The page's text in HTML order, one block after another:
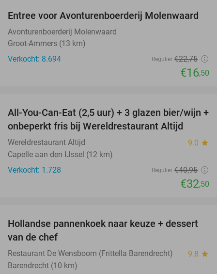
27%
Entree voor Avonturenboerderij Molenwaard
Avonturenboerderij Molenwaard
Groot-Ammers (13 km)
Verkocht: 8.694
Regulier €22,75
€16,50
21%
All-You-Can-Eat (2,5 uur) + 3 glazen bier/wijn +
onbeperkt fris bij Wereldrestaurant Altijd
Wereldrestaurant Altijd 9.0 star
Capelle aan den IJssel (12 km)
Verkocht: 1.728
Regulier €40,95
€32,50
34%
Hollandse pannenkoek naar keuze + dessert
van de chef
Restaurant De Wensboom (Frittella Barendrecht) 9.8 star
Barendrecht (10 km)